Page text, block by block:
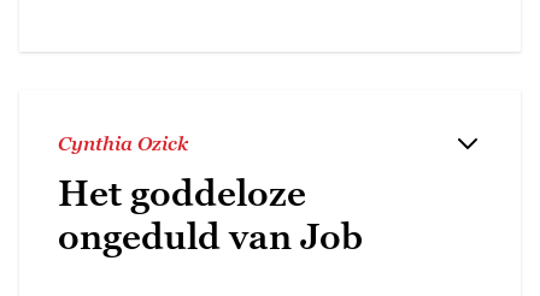
Cynthia Ozick
Het goddeloze
ongeduld van Job